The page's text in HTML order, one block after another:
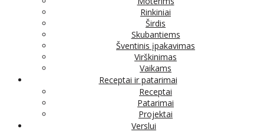
Rinkiniai
Širdis
Skubantiems
Šventinis įpakavimas
Virškinimas
Vaikams
Receptai ir patarimai
Receptai
Patarimai
Projektai
Verslui